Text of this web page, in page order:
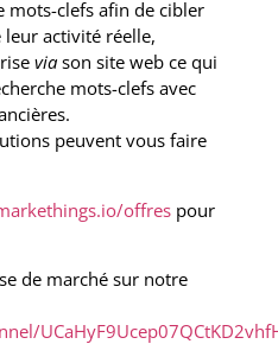
mots-clefs afin de cibler
activité réelle,
via son site web ce qui
mots-clefs avec
peuvent vous faire
offres pour
de marché sur notre